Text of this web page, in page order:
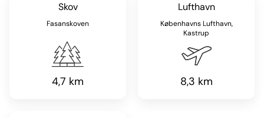
Skov
Fasanskoven
4,7 km
Lufthavn
Københavns Lufthavn,
Kastrup
8,3 km